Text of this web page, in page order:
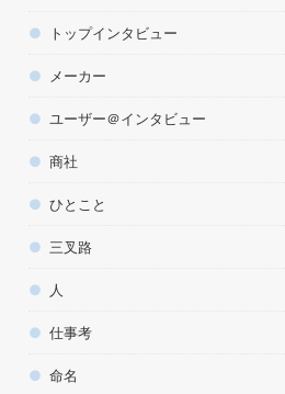
トップインタビュー
メーカー
ユーザー＠インタビュー
商社
ひとこと
三叉路
人
仕事考
命名